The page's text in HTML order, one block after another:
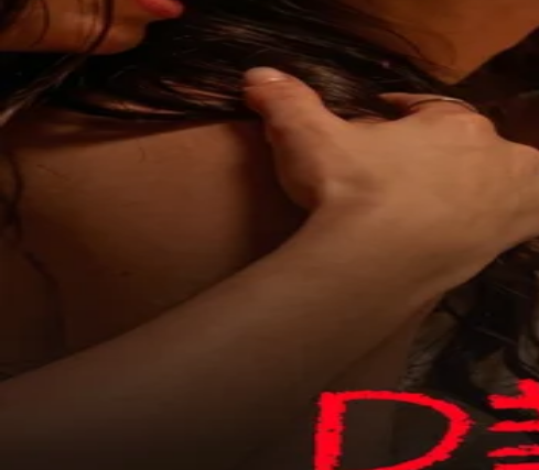
Series
Deuda